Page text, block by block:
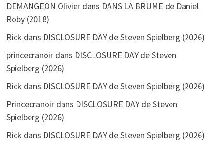
DEMANGEON Olivierdans DANS LA BRUME de Daniel
Roby (2018)
Rick dans DISCLOSURE DAY de Steven Spielberg (2026)
princecranoirdans DISCLOSURE DAY de Steven
Spielberg (2026)
Rick dans DISCLOSURE DAY de Steven Spielberg (2026)
Princecranoirdans DISCLOSURE DAY de Steven
Spielberg (2026)
Rick dans DISCLOSURE DAY de Steven Spielberg (2026)